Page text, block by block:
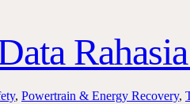
, Powertrain & Energy Recovery,